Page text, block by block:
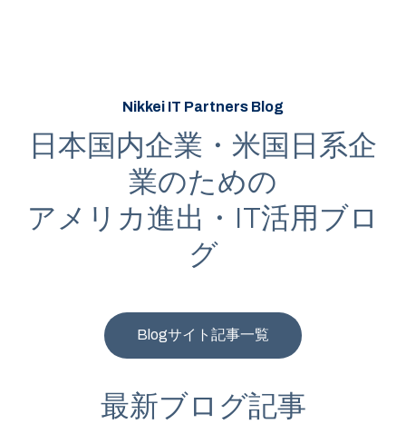
Nikkei IT Partners Blog
日本国内企業・米国日系企
業のための
アメリカ進出・IT活用ブロ
グ
Blogサイト記事一覧
最新ブログ記事